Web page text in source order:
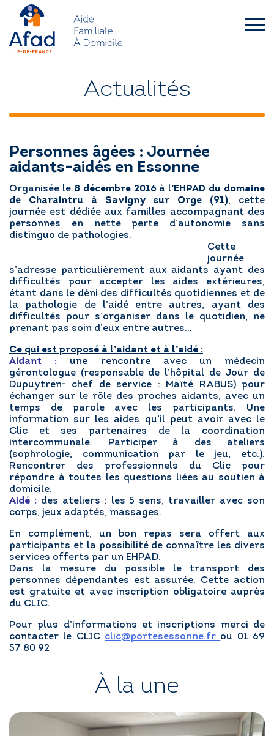
content
afad-
idf.asso.fr
QUI SOMMES-NOUS ?
FAMILLES
SENIORS – HANDICAP
L’AFAD IDF RECRUTE
ACTUALITÉS
RÉGLER MA FACTURE
POSTULER EN LIGNE
Actualités
Personnes âgées : Journée
aidants-aidés en Essonne
Organisée le 8 décembre 2016à l’EHPAD du domaine
de Charaintru à Savigny sur Orge (91), cette
journée est dédiée aux familles accompagnant des
personnes en nette perte d’autonomie sans
distinguo de pathologies.
Cette
journée
s’adresse particulièrement aux aidants ayant des
difficultés pour accepter les aides extérieures,
étant dans le déni des difficultés quotidiennes et de
la pathologie de l’aidé entre autres, ayant des
difficultés pour s’organiser dans le quotidien, ne
prenant pas soin d’eux entre autres…
Ce qui est proposé à l’aidant et à l’aidé :
Aidant : une rencontre avec un médecin
gérontologue (responsable de l’hôpital de Jour de
Dupuytren- chef de service : Maïté RABUS) pour
échanger sur le rôle des proches aidants, avec un
temps de parole avec les participants. Une
information sur les aides qu’il peut avoir avec le
Clic et ses partenaires de la coordination
intercommunale. Participer à des ateliers
(sophrologie, communication par le jeu, etc.).
Rencontrer des professionnels du Clic pour
répondre à toutes les questions liées au soutien à
domicile.
Aidé : des ateliers : les 5 sens, travailler avec son
corps, jeux adaptés, massages.
En complément, un bon repas sera offert aux
participants et la possibilité de connaître les divers
services offerts par un EHPAD.
Dans la mesure du possible le transport des
personnes dépendantes est assurée. Cette action
est gratuite et avec inscription obligatoire auprès
du CLIC.
Pour plus d’informations et inscriptions merci de
contacter le CLIC clic@portesessonne.fr ou 01 69
57 80 92
À la une